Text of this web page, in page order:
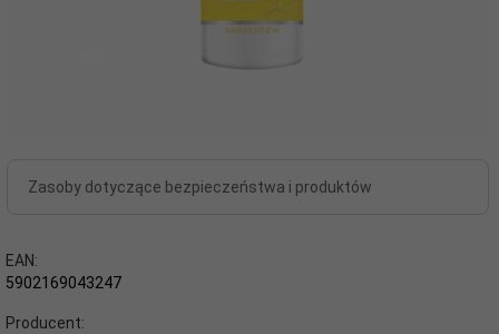
Zasoby dotyczące bezpieczeństwa i produktów
EAN:
5902169043247
Producent: